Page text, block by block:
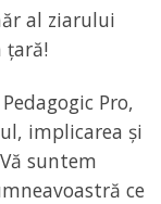
al ziarului
țară!
Pro,
implicarea și
suntem
ce